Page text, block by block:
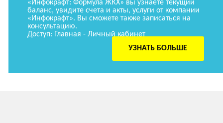
«Инфокрафт: Формула ЖКХ» вы узнаете текущий
баланс, увидите счета и акты, услуги от компании
«Инфокрафт». Вы сможете также записаться на
консультацию.
Доступ: Главная - Личный кабинет
УЗНАТЬ БОЛЬШЕ